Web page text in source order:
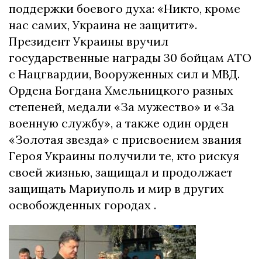
поддержки боевого духа: «Никто, кроме
нас самих, Украина не защитит».
Президент Украины вручил
государственные награды 30 бойцам АТО
с Нацгвардии, Вооруженных сил и МВД.
Ордена Богдана Хмельницкого разных
степеней, медали «За мужество» и «За
военную службу», а также один орден
«Золотая звезда» с присвоением звания
Героя Украины получили те, кто рискуя
своей жизнью, защищал и продолжает
защищать Мариуполь и мир в других
освобожденных городах .